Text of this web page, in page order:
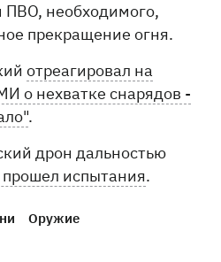
ПВО, необходимого,
прекращение огня.
отреагировал на
о нехватке снарядов -
.
дрон дальностью
испытания.
Оружие